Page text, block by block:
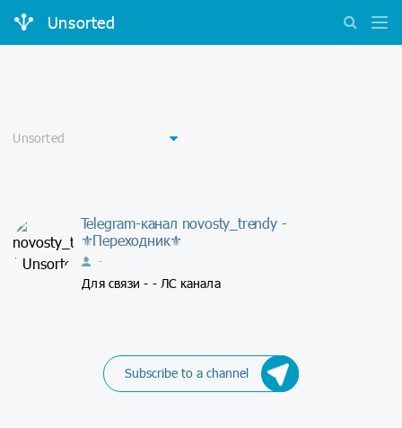
Unsorted
Telegram-канал novosty_trendy -
⚜Переходник⚜
-
Для связи - - ЛС канала
Subscribe to a channel